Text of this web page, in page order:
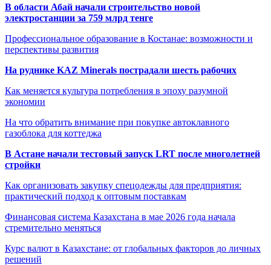
В области Абай начали строительство новой
электростанции за 759 млрд тенге
Профессиональное образование в Костанае: возможности и
перспективы развития
На руднике KAZ Minerals пострадали шесть рабочих
Как меняется культура потребления в эпоху разумной
экономии
На что обратить внимание при покупке автоклавного
газоблока для коттеджа
В Астане начали тестовый запуск LRT после многолетней
стройки
Как организовать закупку спецодежды для предприятия:
практический подход к оптовым поставкам
Финансовая система Казахстана в мае 2026 года начала
стремительно меняться
Курс валют в Казахстане: от глобальных факторов до личных
решений